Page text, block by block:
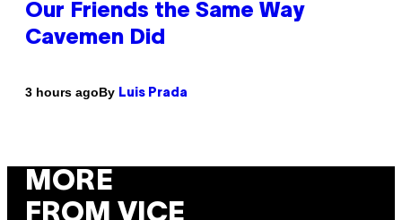
Our Friends the Same Way
Cavemen Did
3 hours agoBy Luis Prada
MORE
FROM VICE